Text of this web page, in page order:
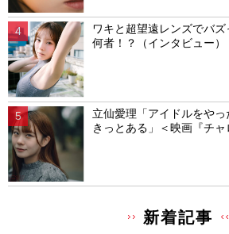
ワキと超望遠レンズでバ
何者！？（インタビュー）
立仙愛理「アイドルをや
きっとある」＜映画『チャ
新着記事